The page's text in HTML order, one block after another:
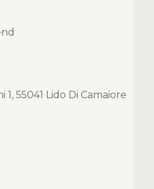
55041 Lido Di Camaiore